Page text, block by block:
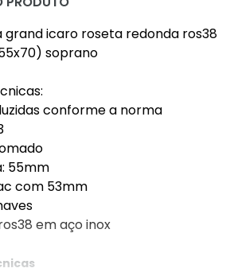
grand icaro roseta redonda ros38
soprano
conforme a norma
55mm
com 53mm
em aço inox